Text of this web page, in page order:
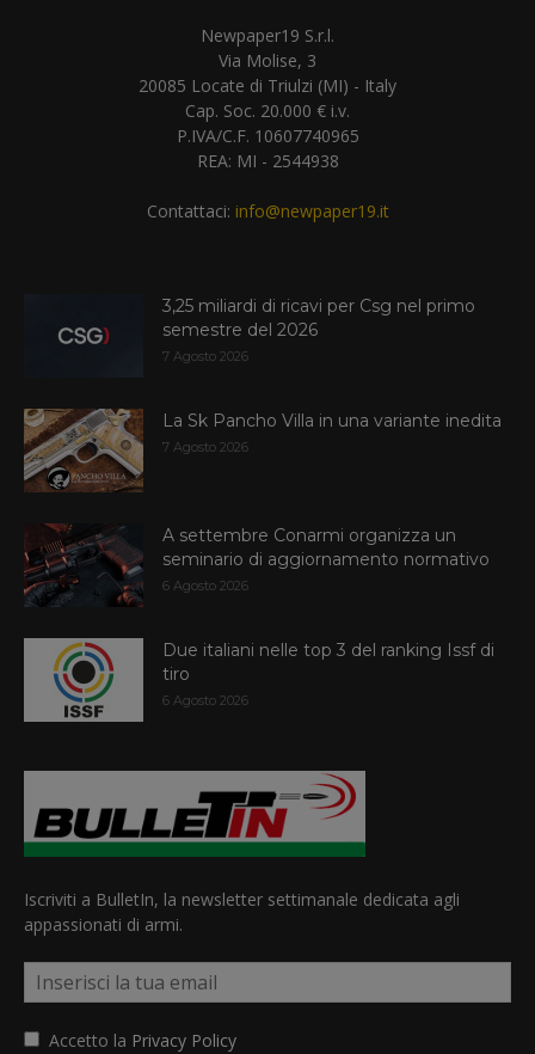
Newpaper19 S.r.l.
Via Molise, 3
20085 Locate di Triulzi (MI) - Italy
Cap. Soc. 20.000 € i.v.
P.IVA/C.F. 10607740965
REA: MI - 2544938
Contattaci: info@newpaper19.it
3,25 miliardi di ricavi per Csg nel primo
semestre del 2026
7 Agosto 2026
La Sk Pancho Villa in una variante inedita
7 Agosto 2026
A settembre Conarmi organizza un
seminario di aggiornamento normativo
6 Agosto 2026
Due italiani nelle top 3 del ranking Issf di
tiro
6 Agosto 2026
Iscriviti a BulletIn, la newsletter settimanale dedicata agli
appassionati di armi.
Accetto la Privacy Policy